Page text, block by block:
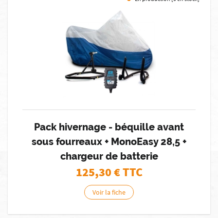
Pack hivernage - béquille avant
sous fourreaux + MonoEasy 28,5 +
chargeur de batterie
125,30€ TTC
Voir la fiche